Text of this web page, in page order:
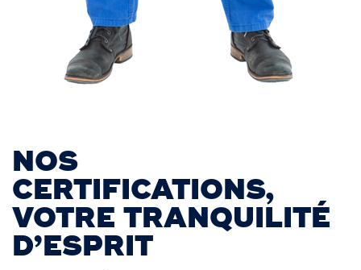
NOS
CERTIFICATIONS,
VOTRE TRANQUILITÉ
D’ESPRIT